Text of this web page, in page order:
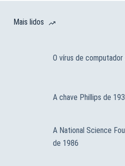
Mais lidos
O vírus de
A chave Phillips de
A National Science
de 1986